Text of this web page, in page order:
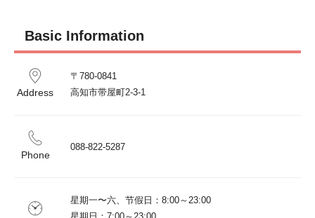
Basic Information
Address
〒780-0841
高知市带屋町2-3-1
Phone
088-822-5287
星期一〜六、节假日：8:00～23:00